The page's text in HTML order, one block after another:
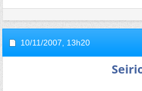
10/11/2007, 13h20